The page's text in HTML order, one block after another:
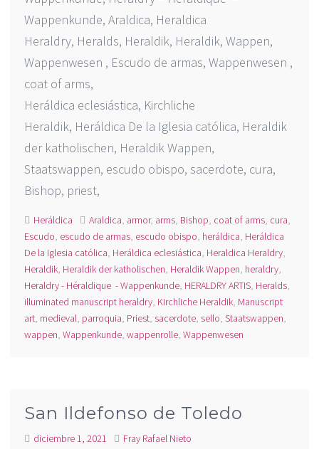
Wappenkunde, Araldica, Heraldica
Heraldry, Heralds, Heraldik, Heraldik, Wappen,
Wappenwesen , Escudo de armas, Wappenwesen ,
coat of arms,
Heráldica eclesiástica, Kirchliche
Heraldik, Heráldica De la Iglesia católica, Heraldik
der katholischen, Heraldik Wappen,
Staatswappen, escudo obispo, sacerdote, cura,
Bishop, priest,
Heráldica Araldica, armor, arms, Bishop, coat of arms, cura,
Escudo, escudo de armas, escudo obispo, heráldica, Heráldica
De la Iglesia católica, Heráldica eclesiástica, Heraldica Heraldry,
Heraldik, Heraldik der katholischen, Heraldik Wappen, heraldry,
Heraldry - Héraldique - Wappenkunde, HERALDRY ARTIS, Heralds,
illuminated manuscript heraldry, Kirchliche Heraldik, Manuscript
art, medieval, parroquia, Priest, sacerdote, sello,Staatswappen,
wappen,Wappenkunde,wappenrolle,Wappenwesen
San Ildefonso de Toledo
diciembre 1, 2021 Fray Rafael Nieto